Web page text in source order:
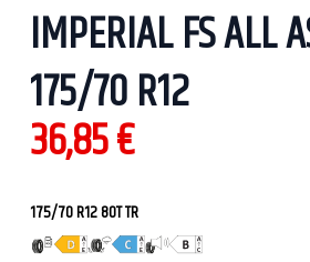
IMPERIAL FS ALL
175/70 R12
36,85€
175/70 R12 80T TR